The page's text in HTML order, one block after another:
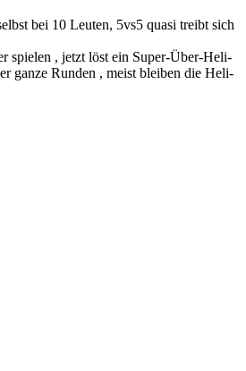
bei 10 Leuten, 5vs5 quasi treibt sich
spielen , jetzt löst ein Super-Über-Heli-
ganze Runden , meist bleiben die Heli-